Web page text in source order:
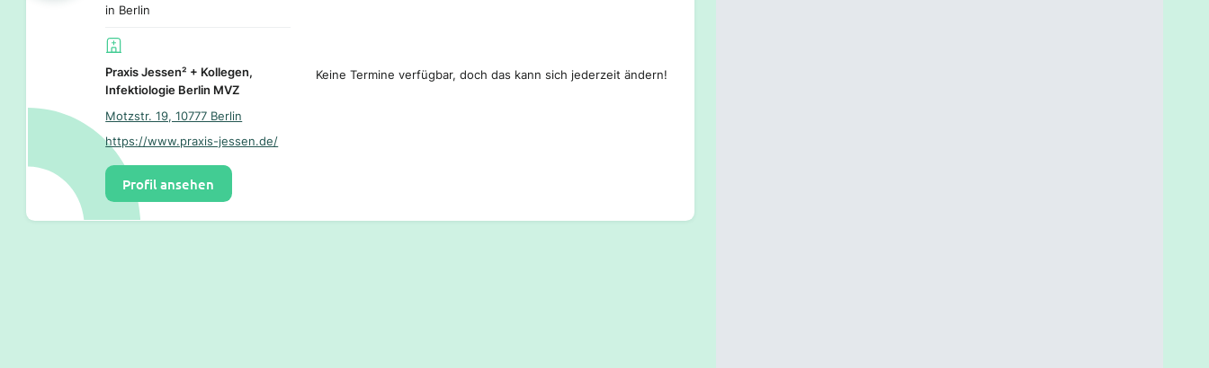
in Berlin
Praxis Jessen² + Kollegen,
Infektiologie Berlin MVZ
Motzstr. 19, 10777 Berlin
https://www.praxis-jessen.de/
Profil ansehen
Keine Termine verfügbar, doch das kann sich jederzeit ändern!